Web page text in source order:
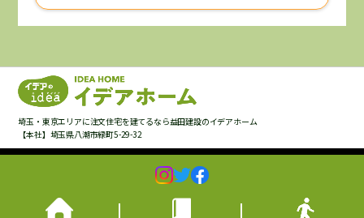
埼玉・東京エリアに注文住宅を建てるなら益田建設のイデアホーム
【本社】埼玉県八潮市緑町5-29-32
Copyright © Masuda Construction,Inc. All Rights Reserved.